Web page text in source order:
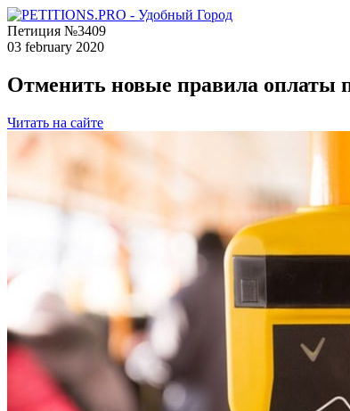
Петиция №3409
03 february 2020
Отменить новые правила оплаты
Читать на сайте